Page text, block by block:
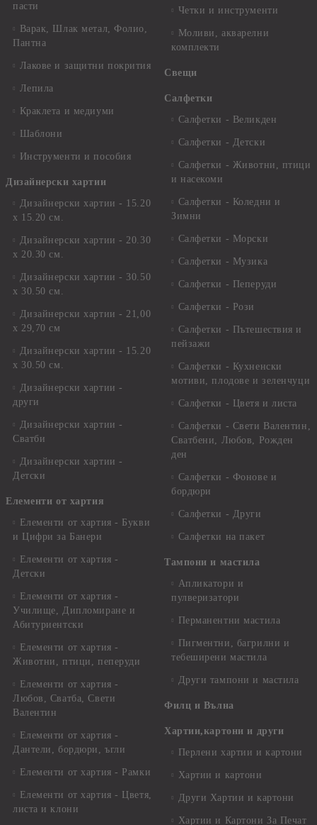
пасти
Варак, Шлак метал, Фолио,
Пантна
Лакове и защитни покрития
Лепила
Краклета и медиуми
Шаблони
Инструменти и пособия
Дизайнерски хартии
Дизайнерски хартии - 15.20
х 15.20 см.
Дизайнерски хартии - 20.30
х 20.30 см.
Дизайнерски хартии - 30.50
х 30.50 см.
Дизайнерски хартии - 21,00
х 29,70 см
Дизайнерски хартии - 15.20
x 30.50 см.
Дизайнерски хартии -
други
Дизайнерски хартии -
Сватби
Дизайнерски хартии -
Детски
Елементи от хартия
Елементи от хартия - Букви
и Цифри за Банери
Елементи от хартия -
Детски
Елементи от хартия -
Училище, Дипломиране и
Абитуриентски
Елементи от хартия -
Животни, птици, пеперуди
Елементи от хартия -
Любов, Сватба, Свети
Валентин
Елементи от хартия -
Дантели, бордюри, ъгли
Елементи от хартия - Рамки
Елементи от хартия - Цветя,
листа и клони
Четки и инструменти
Моливи, акварелни
комплекти
Свещи
Салфетки
Салфетки - Великден
Салфетки - Детски
Салфетки - Животни, птици
и насекоми
Салфетки - Коледни и
Зимни
Салфетки - Морски
Салфетки - Музика
Салфетки - Пеперуди
Салфетки - Рози
Салфетки - Пътешествия и
пейзажи
Салфетки - Кухненски
мотиви, плодове и зеленчуци
Салфетки - Цветя и листа
Салфетки - Свети Валентин,
Сватбени, Любов, Рожден
ден
Салфетки - Фонове и
бордюри
Салфетки - Други
Салфетки на пакет
Тампони и мастила
Апликатори и
пулверизатори
Перманентни мастила
Пигментни, багрилни и
тебеширени мастила
Други тампони и мастила
Филц и Вълна
Хартии,картони и други
Перлени хартии и картони
Хартии и картони
Други Хартии и картони
Хартии и Картони За Печат